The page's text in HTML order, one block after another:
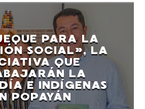
PARA LA
SOCIAL», LA
QUE
LA
E INDÍGENAS
POPAYÁN